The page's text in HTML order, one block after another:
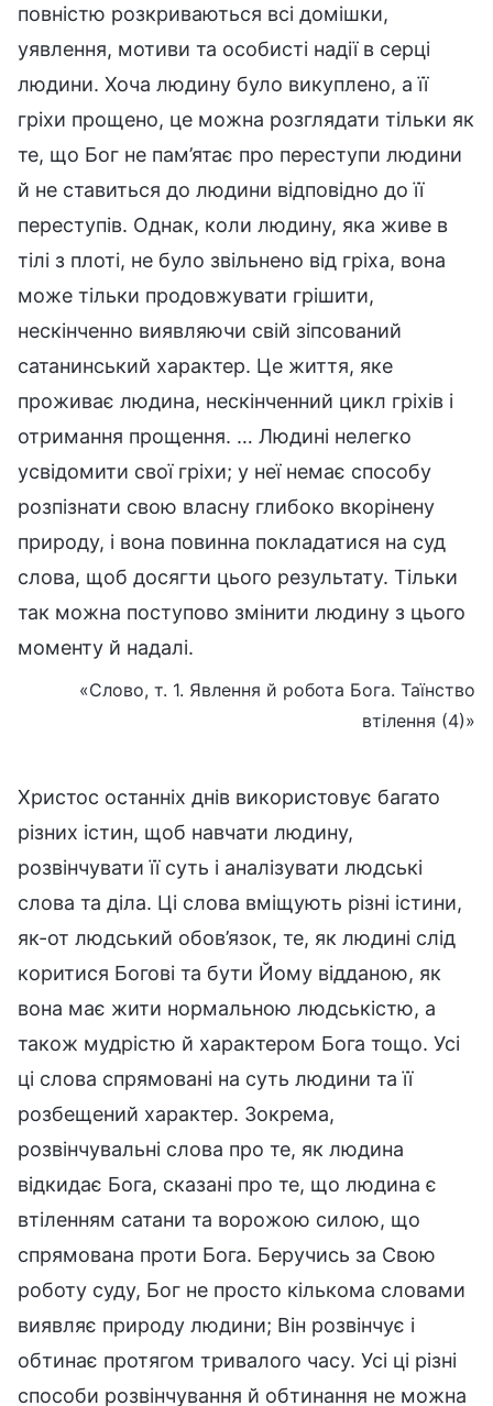
повністю розкриваються всі домішки,
уявлення, мотиви та особисті надії в серці
людини. Хоча людину було викуплено, а її
гріхи прощено, це можна розглядати тільки як
те, що Бог не пам’ятає про переступи людини
й не ставиться до людини відповідно до її
переступів. Однак, коли людину, яка живе в
тілі з плоті, не було звільнено від гріха, вона
може тільки продовжувати грішити,
нескінченно виявляючи свій зіпсований
сатанинський характер. Це життя, яке
проживає людина, нескінченний цикл гріхів і
отримання прощення. … Людині нелегко
усвідомити свої гріхи; у неї немає способу
розпізнати свою власну глибоко вкорінену
природу, і вона повинна покладатися на суд
слова, щоб досягти цього результату. Тільки
так можна поступово змінити людину з цього
моменту й надалі.
«Слово, т. 1. Явлення й робота Бога. Таїнство
втілення (4)»
Христос останніх днів використовує багато
різних істин, щоб навчати людину,
розвінчувати її суть і аналізувати людські
слова та діла. Ці слова вміщують різні істини,
як-от людський обов’язок, те, як людині слід
коритися Богові та бути Йому відданою, як
вона має жити нормальною людськістю, а
також мудрістю й характером Бога тощо. Усі
ці слова спрямовані на суть людини та її
розбещений характер. Зокрема,
розвінчувальні слова про те, як людина
відкидає Бога, сказані про те, що людина є
втіленням сатани та ворожою силою, що
спрямована проти Бога. Беручись за Свою
роботу суду, Бог не просто кількома словами
виявляє природу людини; Він розвінчує і
обтинає протягом тривалого часу. Усі ці різні
способи розвінчування й обтинання не можна